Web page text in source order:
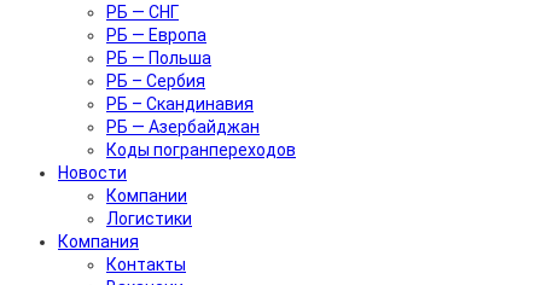
РБ — СНГ
РБ — Европа
РБ — Польша
РБ – Сербия
РБ – Скандинавия
РБ — Азербайджан
Коды погранпереходов
Новости
Компании
Логистики
Компания
Контакты